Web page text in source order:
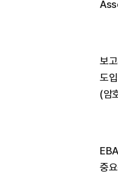
보
도
(암
중